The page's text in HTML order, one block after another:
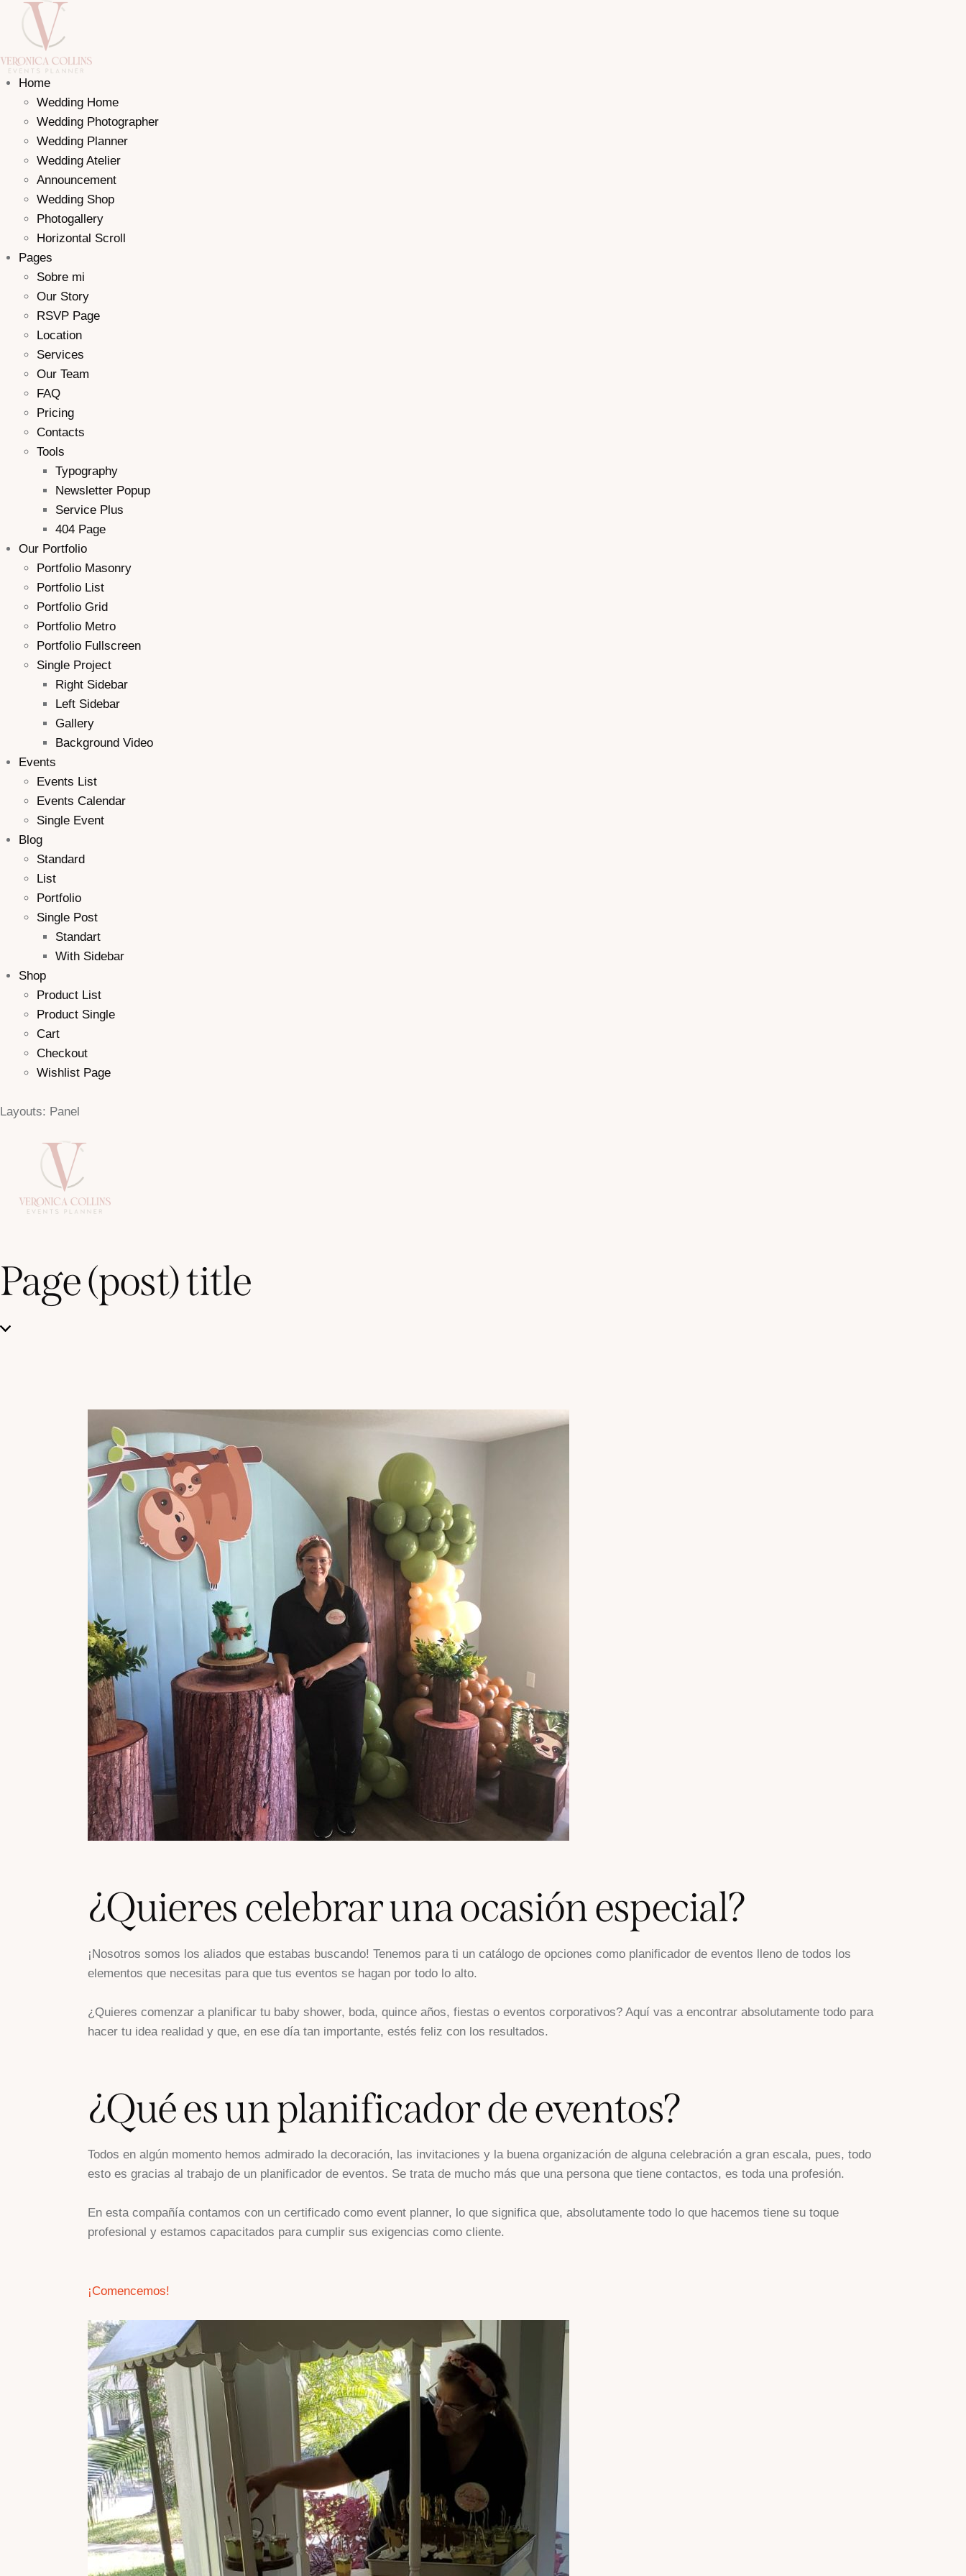
Home
Wedding Home
Wedding Photographer
Wedding Planner
Wedding Atelier
Announcement
Wedding Shop
Photogallery
Horizontal Scroll
Pages
Sobre mi
Our Story
RSVP Page
Location
Services
Our Team
FAQ
Pricing
Contacts
Tools
Typography
Newsletter Popup
Service Plus
404 Page
Our Portfolio
Portfolio Masonry
Portfolio List
Portfolio Grid
Portfolio Metro
Portfolio Fullscreen
Single Project
Right Sidebar
Left Sidebar
Gallery
Background Video
Events
Events List
Events Calendar
Single Event
Blog
Standard
List
Portfolio
Single Post
Standart
With Sidebar
Shop
Product List
Product Single
Cart
Checkout
Wishlist Page
Layouts: Panel
Page (post) title
¿Quieres celebrar una ocasión especial?
¡Nosotros somos los aliados que estabas buscando! Tenemos para ti un catálogo de opciones como planificador de eventos lleno de todos los
elementos que necesitas para que tus eventos se hagan por todo lo alto.
¿Quieres comenzar a planificar tu baby shower, boda, quince años, fiestas o eventos corporativos? Aquí vas a encontrar absolutamente todo para
hacer tu idea realidad y que, en ese día tan importante, estés feliz con los resultados.
¿Qué es un planificador de eventos?
Todos en algún momento hemos admirado la decoración, las invitaciones y la buena organización de alguna celebración a gran escala, pues, todo
esto es gracias al trabajo de un planificador de eventos. Se trata de mucho más que una persona que tiene contactos, es toda una profesión.
En esta compañía contamos con un certificado como event planner, lo que significa que, absolutamente todo lo que hacemos tiene su toque
profesional y estamos capacitados para cumplir sus exigencias como cliente.
¡Comencemos!